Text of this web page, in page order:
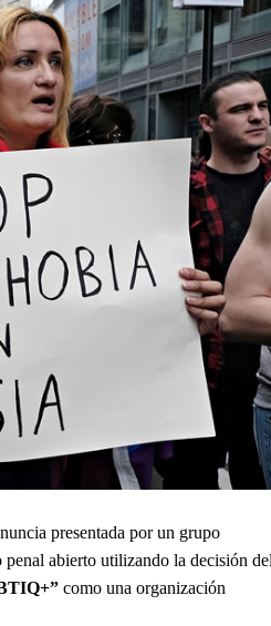
presentada por un grupo
abierto utilizando la decisión del
como una organización